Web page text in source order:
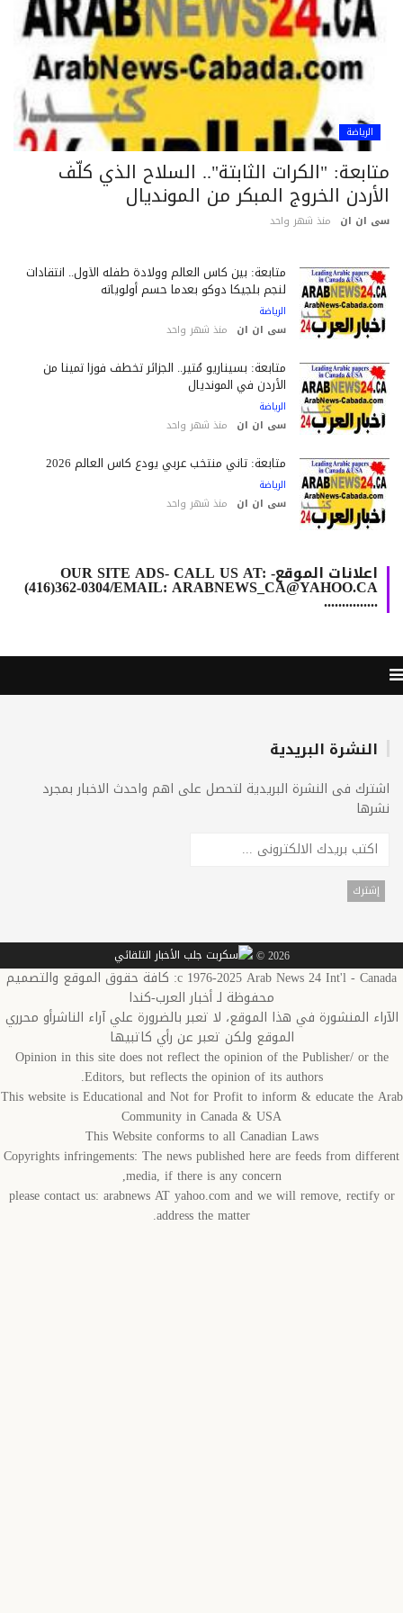
الرياضة
"الكرات الثابتة".. السلاح الذي كلّف
الخروج المبكر من المونديال
ان ان منذ شهر واحد
متابعة: بين كأس العالم وولادة طفله الأول.. انتقادات
لنجم بلجيكا دوكو بعدما حسم أولوياته
الرياضة
سى ان ان منذ شهر واحد
متابعة: بسيناريو مُثير.. الجزائر تخطف فوزاً ثميناً من
الأردن في المونديال
الرياضة
سى ان ان منذ شهر واحد
متابعة: ثاني منتخب عربي يودع كأس العالم 2026
الرياضة
سى ان ان منذ شهر واحد
اعلانات الموقع- OUR SITE ADS- CALL US AT:
(416)362-0304/EMAIL: ARABNEWS_CA@YAHOO.CA
...............
النشرة البريدية
فى النشرة البريدية لتحصل على اهم واحدث الاخبار بمجرد
2026 ©
c 1976-2025 Arab News 24 Int'l - Canada: كافة حقوق الموقع والتصميم
محفوظة لـ أخبار العرب-كندا
المنشورة في هذا الموقع، لا تعبر بالضرورة علي آراء الناشرأو محرري
الموقع ولكن تعبر عن رأي كاتبيها
Opinion in this site does not reflect the opinion of the Publisher/ or
Editors, but reflects the opinion of its authors.
This website is Educational and Not for Profit to inform & educate the
Community in Canada & USA
This Website conforms to all Canadian Laws
Copyrights infringements: The news published here are feeds from
media, if there is any concern,
please contact us: arabnews AT yahoo.com and we will remove,
address the matter.